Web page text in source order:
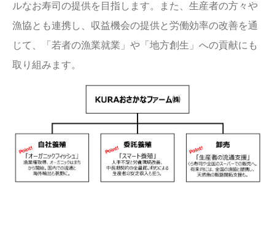
ルなお寿司の提供を目指します。また、生産者の方々や
漁協とも連携し、収益機会の提供と労働効率の改善を通
じて、「若者の漁業就業」や「地方創生」への貢献にも
取り組みます。